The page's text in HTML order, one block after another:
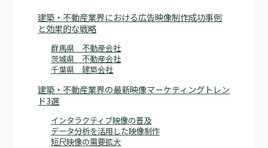
建築・不動産業界における広告映像制作成功事例
と効果的な戦略
群馬県 不動産会社
茨城県 不動産会社
千葉県 建築会社
建築・不動産業界の最新映像マーケティングトレン
ド3選
インタラクティブ映像の普及
データ分析を活用した映像制作
短尺映像の需要拡大